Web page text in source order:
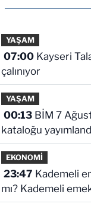
YAŞAM
07:00Kayseri Talas'ta her kapı
çalınıyor
YAŞAM
00:13BİM 7 Ağustos 2026
kataloğu
ürünler ve fiyatları
EKONOMİ
23:47
mı? Kademeli
durum ne!